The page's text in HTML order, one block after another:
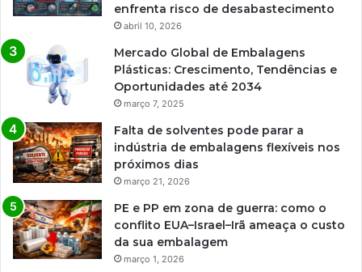
enfrenta risco de desabastecimento
abril 10, 2026
Mercado Global de Embalagens
Plásticas: Crescimento, Tendências e
Oportunidades até 2034
março 7, 2025
Falta de solventes pode parar a
indústria de embalagens flexíveis nos
próximos dias
março 21, 2026
PE e PP em zona de guerra: como o
conflito EUA–Israel–Irã ameaça o custo
da sua embalagem
março 1, 2026